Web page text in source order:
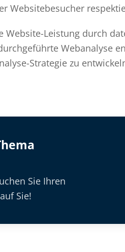
Websitebesucher
Leistung durch
Webanalyse
Strategie zu
Sie Ihren
Sie!